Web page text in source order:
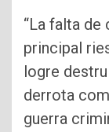
“La falta
principal
logre
derrota
guerra